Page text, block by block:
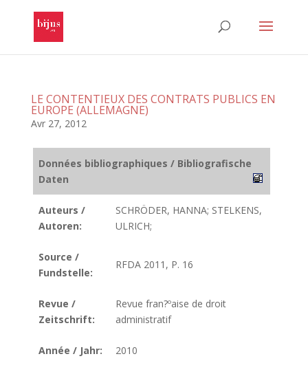
LE CONTENTIEUX DES CONTRATS PUBLICS EN
EUROPE (ALLEMAGNE)
Avr 27, 2012
Données bibliographiques / Bibliografische
Daten
Auteurs /
Autoren:
SCHRÖDER, HANNA; STELKENS,
ULRICH;
Source /
Fundstelle:
RFDA 2011, P. 16
Revue /
Zeitschrift:
Revue fran?ºaise de droit
administratif
Année / Jahr: 2010